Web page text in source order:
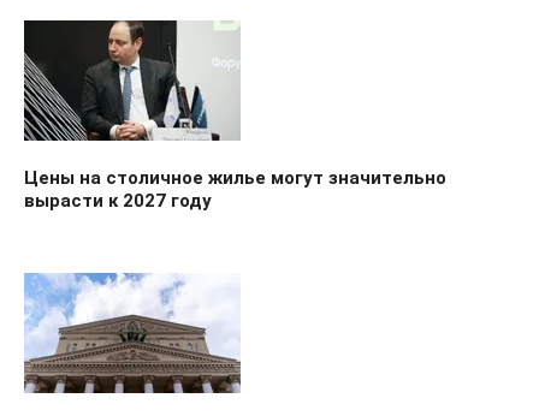
Цены на столичное жилье могут значительно
вырасти к 2027 году